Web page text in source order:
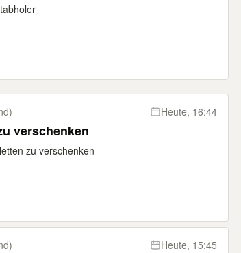
Heute, 16:44
verschenken
zu verschenken
Heute, 15:45